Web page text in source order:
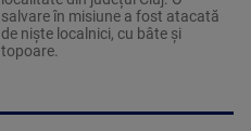
salvare în misiune a fost atacată
de niște localnici, cu bâte și
topoare.